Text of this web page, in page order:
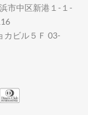
市中区新港１-１-
ビル５Ｆ 03-